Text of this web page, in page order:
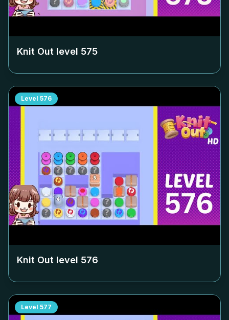
Knit Out level 575
Level 576
Knit Out level 576
Level 577